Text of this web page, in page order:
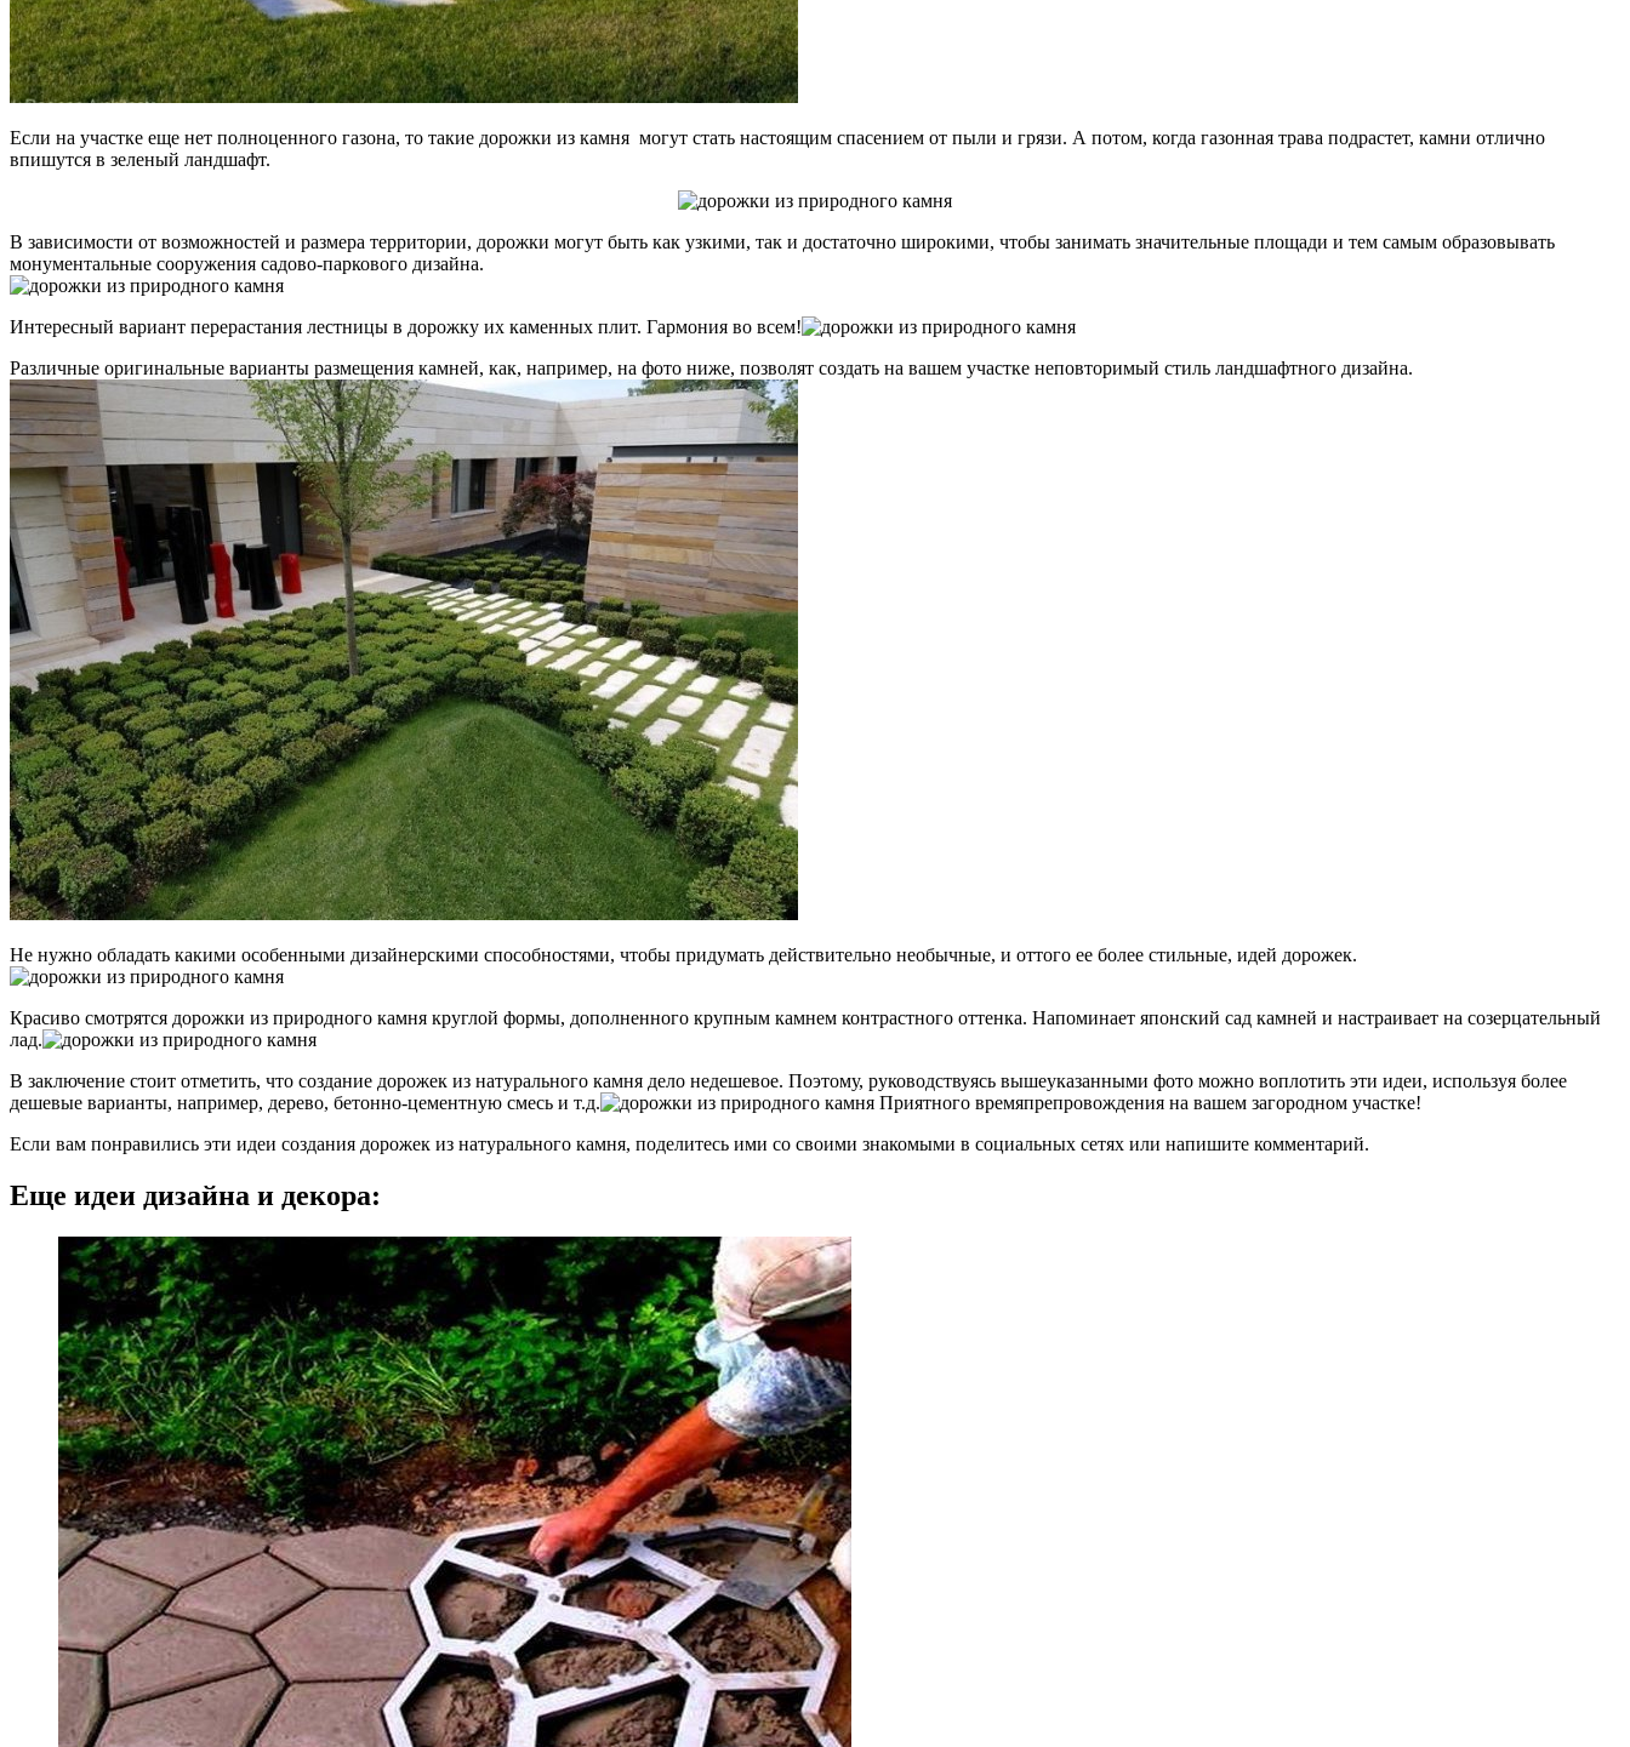
Если на участке еще нет полноценного газона, то такие дорожки из камня могут стать настоящим спасением от пыли и грязи. А потом, когда газонная трава подрастет, камни отлично
впишутся в зеленый ландшафт.
В зависимости от возможностей и размера территории, дорожки могут быть как узкими, так и достаточно широкими, чтобы занимать значительные площади и тем самым образовывать
монументальные сооружения садово-паркового дизайна.
Интересный вариант перерастания лестницы в дорожку их каменных плит. Гармония во всем!
Различные оригинальные варианты размещения камней, как, например, на фото ниже, позволят создать на вашем участке неповторимый стиль ландшафтного дизайна.
Не нужно обладать какими особенными дизайнерскими способностями, чтобы придумать действительно необычные, и оттого ее более стильные, идей дорожек.
Красиво смотрятся дорожки из природного камня круглой формы, дополненного крупным камнем контрастного оттенка. Напоминает японский сад камней и настраивает на созерцательный
лад.
В заключение стоит отметить, что создание дорожек из натурального камня дело недешевое. Поэтому, руководствуясь вышеуказанными фото можно воплотить эти идеи, используя более
дешевые варианты, например, дерево, бетонно-цементную смесь и т.д.
Приятного времяпрепровождения на вашем загородном участке!
Если вам понравились эти идеи создания дорожек из натурального камня, поделитесь ими со своими знакомыми в социальных сетях или напишите комментарий.
Еще идеи дизайна и декора: